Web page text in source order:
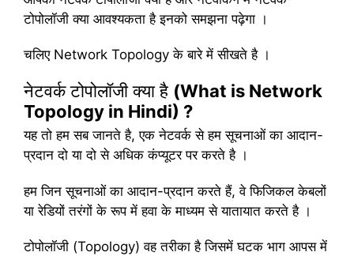
टोपोलॉजी क्या आवश्यकता है इनको समझना पढ़ेगा ।
चलिए Network Topology के बारे में सीखते है ।
नेटवर्क टोपोलॉजी क्या है (What is Network
Topology in Hindi) ?
यह तो हम सब जानते है, एक नेटवर्क से हम सूचनाओं का आदान-
प्रदान दो या दो से अधिक कंप्यूटर पर करते है ।
हम जिन सूचनाओं का आदान-प्रदान करते हैं, वे फिजिकल केबलों
या रेडियों तरंगों के रूप में हवा के माध्यम से यातायात करते है ।
टोपोलॉजी (Topology) वह तरीका है जिसमें घटक भाग आपस में